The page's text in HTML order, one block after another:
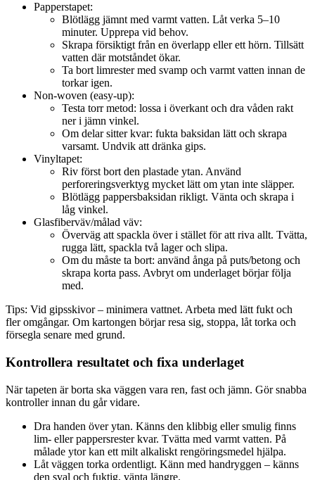
Papperstapet:
Blötlägg jämnt med varmt vatten. Låt verka 5–10
minuter. Upprepa vid behov.
Skrapa försiktigt från en överlapp eller ett hörn. Tillsätt
vatten där motståndet ökar.
Ta bort limrester med svamp och varmt vatten innan de
torkar igen.
Non-woven (easy-up):
Testa torr metod: lossa i överkant och dra våden rakt
ner i jämn vinkel.
Om delar sitter kvar: fukta baksidan lätt och skrapa
varsamt. Undvik att dränka gips.
Vinyltapet:
Riv först bort den plastade ytan. Använd
perforeringsverktyg mycket lätt om ytan inte släpper.
Blötlägg pappersbaksidan rikligt. Vänta och skrapa i
låg vinkel.
Glasfiberväv/målad väv:
Överväg att spackla över i stället för att riva allt. Tvätta,
rugga lätt, spackla två lager och slipa.
Om du måste ta bort: använd ånga på puts/betong och
skrapa korta pass. Avbryt om underlaget börjar följa
med.
Tips: Vid gipsskivor – minimera vattnet. Arbeta med lätt fukt och
fler omgångar. Om kartongen börjar resa sig, stoppa, låt torka och
försegla senare med grund.
Kontrollera resultatet och fixa underlaget
När tapeten är borta ska väggen vara ren, fast och jämn. Gör snabba
kontroller innan du går vidare.
Dra handen över ytan. Känns den klibbig eller smulig finns
lim- eller pappersrester kvar. Tvätta med varmt vatten. På
målade ytor kan ett milt alkaliskt rengöringsmedel hjälpa.
Låt väggen torka ordentligt. Känn med handryggen – känns
den sval och fuktig, vänta längre.